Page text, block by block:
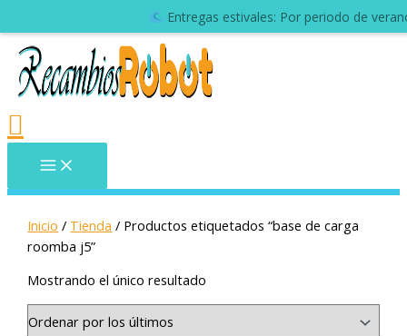
Aviso envíos: Durante la época de verano, las entregas
Inicio / Tienda / Productos etiquetados “base de carga
roomba j5”
Mostrando el único resultado